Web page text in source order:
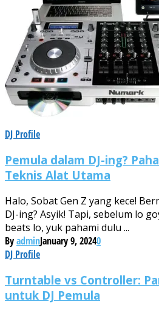
DJ Profile
Pemula dalam DJ-ing?
Teknis Alat Utama
Halo, Sobat Gen Z yang kece!
DJ-ing? Asyik! Tapi, sebelum lo
beats lo, yuk pahami dulu ...
ByadminJanuary 9, 20240
DJ Profile
Turntable vs Controller:
untuk DJ Pemula